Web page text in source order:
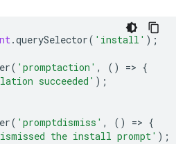
.querySelector( 'install' );
( 'promptaction' , () => {
succeeded' );
( 'promptdismiss' , () => {
the install prompt' );